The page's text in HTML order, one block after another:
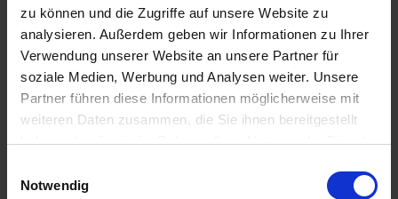
zu können und die Zugriffe auf unsere Website zu
analysieren. Außerdem geben wir Informationen zu Ihrer
Verwendung unserer Website an unsere Partner für
soziale Medien, Werbung und Analysen weiter. Unsere
Partner führen diese Informationen möglicherweise mit
weiteren Daten zusammen, die Sie ihnen bereitgestellt
haben oder die sie im Rahmen Ihrer Nutzung der Dienste
Notwendig
30.01.2025 | Fachbeitrag
Pflanzenschutz: So finden Sie die
entscheidend für eine präzise und umweltfreundliche